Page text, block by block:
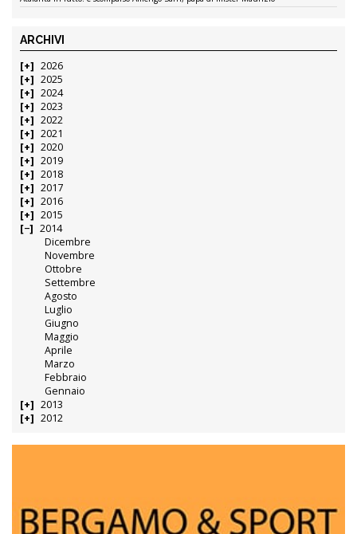
ARCHIVI
2026
2025
2024
2023
2022
2021
2020
2019
2018
2017
2016
2015
2014
Dicembre
Novembre
Ottobre
Settembre
Agosto
Luglio
Giugno
Maggio
Aprile
Marzo
Febbraio
Gennaio
2013
2012